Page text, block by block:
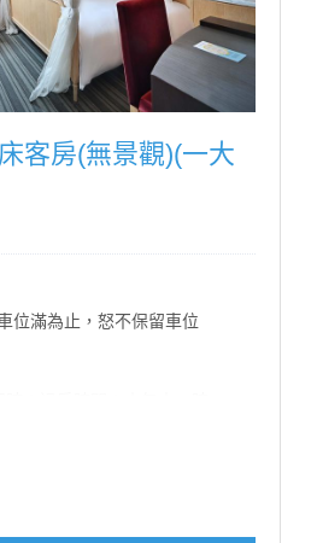
客房(無景觀)(一大
位滿為止，怒不保留車位
；退房時間：中午十一時
訂房，請來電預訂，訂房專線
政策自2025年1月1日起本集團
裝水